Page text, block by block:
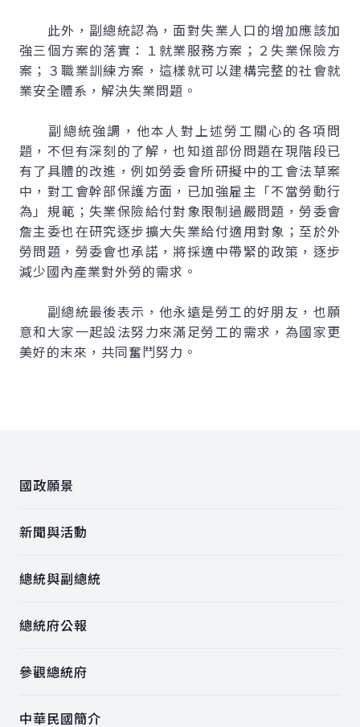
此外，副總統認為，面對失業人口的增加應該加
強三個方案的落實：１就業服務方案；２失業保險方
案；３職業訓練方案，這樣就可以建構完整的社會就
業安全體系，解決失業問題。
副總統強調，他本人對上述勞工關心的各項問
題，不但有深刻的了解，也知道部份問題在現階段已
有了具體的改進，例如勞委會所研擬中的工會法草案
中，對工會幹部保護方面，已加強雇主「不當勞動行
為」規範；失業保險給付對象限制過嚴問題，勞委會
詹主委也在研究逐步擴大失業給付適用對象；至於外
勞問題，勞委會也承諾，將採適中帶緊的政策，逐步
減少國內產業對外勞的需求。
副總統最後表示，他永遠是勞工的好朋友，也願
意和大家一起設法努力來滿足勞工的需求，為國家更
美好的末來，共同奮鬥努力。
國政願景
新聞與活動
總統與副總統
總統府公報
參觀總統府
中華民國簡介